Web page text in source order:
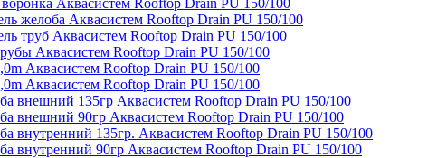
Аквасистем Rooftop Drain PU 150/100
желоба Аквасистем Rooftop Drain PU 150/100
труб Аквасистем Rooftop Drain PU 150/100
Аквасистем Rooftop Drain PU 150/100
Аквасистем Rooftop Drain PU 150/100
Аквасистем Rooftop Drain PU 150/100
внешний 135гр Аквасистем Rooftop Drain PU 150/100
внешний 90гр Аквасистем Rooftop Drain PU 150/100
внутренний 135гр. Аквасистем Rooftop Drain PU 150/100
внутренний 90гр Аквасистем Rooftop Drain PU 150/100